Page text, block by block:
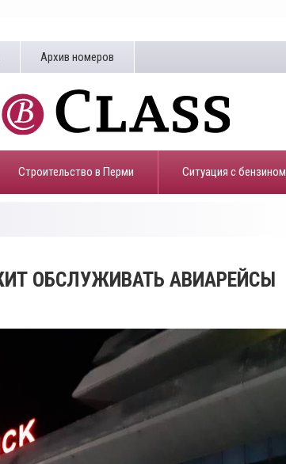
Архив номеров
Строительство в Перми ​Ситуация с бензином
ОБСЛУЖИВАТЬ АВИАРЕЙСЫ